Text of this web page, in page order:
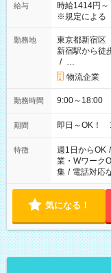
給与
時給1414円
※規定による
勤務地
東京都新宿区
新宿駅から徒
/ …
物流企業
勤務時間 9:00～18:00
期間 即日～OK！
特徴 週1日からOK /
業・Wワーク
集 / 電話対応
気になる！